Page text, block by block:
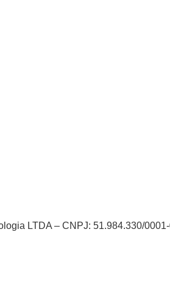
LTDA – CNPJ: 51.984.330/